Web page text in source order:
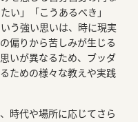
い」「こうあるべき」
う強い思いは、時に現実
偏りから苦しみが生じる
いが異なるため、ブッダ
ための様々な教えや実践
時代や場所に応じてさら